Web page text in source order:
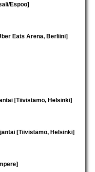
Espoo]
Eats Arena, Berliini]
[Tiivistämö, Helsinki]
[Tiivistämö, Helsinki]